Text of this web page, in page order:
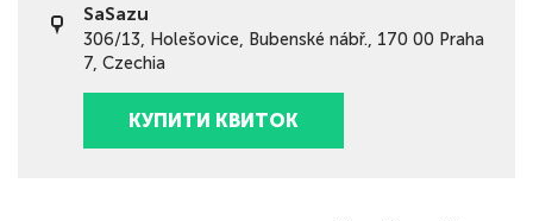
SaSazu
306/13, Holešovice, Bubenské nábř., 170 00 Praha
7, Czechia
КУПИТИ КВИТОК